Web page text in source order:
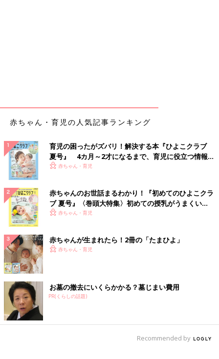
【卒乳の話をしたら飲まなくなった】
3歳の誕生日に向けて、3歳になるんだよ～お兄ちゃんになるんだ
した。そして誕生日のイベントが終わったらパタッと吸わなくな
りましたよ。断乳に近いですが、本人も「パイパイいらにゃい、
お兄ちゃんになったから」と言うようになりました。
いつごろ卒乳するの？
赤ちゃん・育児の人気記事ランキング
育児の困ったがズバリ！解決する本『ひよこクラブ
夏号』 4カ月～2才になるまで、育児に役立つ情報が
いっぱい！
赤ちゃん・育児
赤ちゃんのお世話まるわかり！『初めてのひよこクラ
ブ 夏号』〈巻頭大特集〉初めての授乳がうまくい
く！ おっぱい・ミルクの基本と夏のトラブル 解決テ
赤ちゃん・育児
赤ちゃんが生まれたら！2冊の「たまひよ」
赤ちゃん・育児
お墓の撤去にいくらかかる？墓じまい費用
PR(くらしの話題)
Recommended by